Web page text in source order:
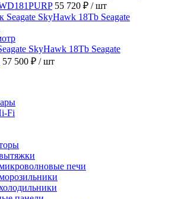
55 720 ₽ / шт
SkyHawk 18Tb Seagate
57 500 ₽ / шт
Fi
печи